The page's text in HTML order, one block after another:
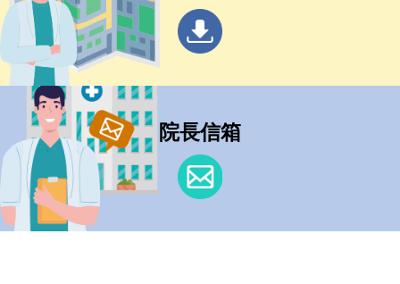
院長信箱